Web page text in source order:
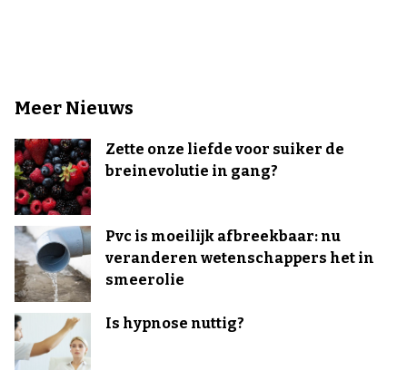
Meer Nieuws
Zette onze liefde voor suiker de
breinevolutie in gang?
Pvc is moeilijk afbreekbaar: nu
veranderen wetenschappers het in
smeerolie
Is hypnose nuttig?